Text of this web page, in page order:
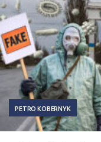
PETRO KOBERNYK